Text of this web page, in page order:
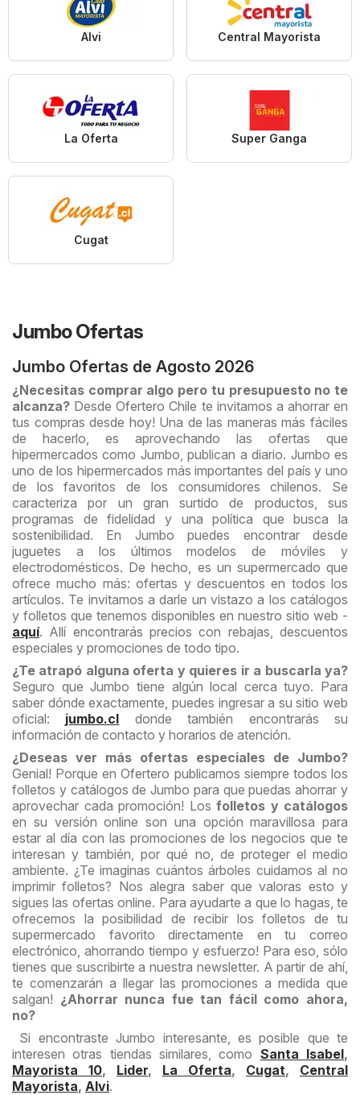
Alvi Central Mayorista
La Oferta Super Ganga
Cugat
Jumbo Ofertas
Jumbo Ofertas de Agosto 2026
¿Necesitas comprar algo pero tu presupuesto no te
alcanza? Desde Ofertero Chile te invitamos a ahorrar en
tus compras desde hoy! Una de las maneras más fáciles
de hacerlo, es aprovechando las ofertas que
hipermercados como Jumbo, publican a diario. Jumbo es
uno de los hipermercados más importantes del país y uno
de los favoritos de los consumidores chilenos. Se
caracteriza por un gran surtido de productos, sus
programas de fidelidad y una política que busca la
sostenibilidad. En Jumbo puedes encontrar desde
juguetes a los últimos modelos de móviles y
electrodomésticos. De hecho, es un supermercado que
ofrece mucho más: ofertas y descuentos en todos los
artículos. Te invitamos a darle un vistazo a los catálogos
y folletos que tenemos disponibles en nuestro sitio web -
aquí. Allí encontrarás precios con rebajas, descuentos
especiales y promociones de todo tipo.
¿Te atrapó alguna oferta y quieres ir a buscarla ya?
Seguro que Jumbo tiene algún local cerca tuyo. Para
saber dónde exactamente, puedes ingresar a su sitio web
oficial: jumbo.cl donde también encontrarás su
información de contacto y horarios de atención.
¿Deseas ver más ofertas especiales de Jumbo?
Genial! Porque en Ofertero publicamos siempre todos los
folletos y catálogos de Jumbo para que puedas ahorrar y
aprovechar cada promoción! Los folletos y catálogos
en su versión online son una opción maravillosa para
estar al día con las promociones de los negocios que te
interesan y también, por qué no, de proteger el medio
ambiente. ¿Te imaginas cuántos árboles cuidamos al no
imprimir folletos? Nos alegra saber que valoras esto y
sigues las ofertas online. Para ayudarte a que lo hagas, te
ofrecemos la posibilidad de recibir los folletos de tu
supermercado favorito directamente en tu correo
electrónico, ahorrando tiempo y esfuerzo! Para eso, sólo
tienes que suscribirte a nuestra newsletter. A partir de ahí,
te comenzarán a llegar las promociones a medida que
salgan! ¿Ahorrar nunca fue tan fácil como ahora,
no?
Si encontraste Jumbo interesante, es posible que te
interesen otras tiendas similares, como Santa Isabel,
Mayorista 10, Lider, La Oferta, Cugat, Central
Mayorista, Alvi.